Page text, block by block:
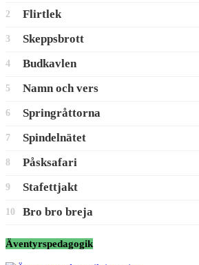
2 Flirtlek
3 Skeppsbrott
4 Budkavlen
5 Namn och vers
6 Springråttorna
7 Spindelnätet
8 Påsksafari
9 Stafettjakt
10 Bro bro breja
Äventyrspedagogik